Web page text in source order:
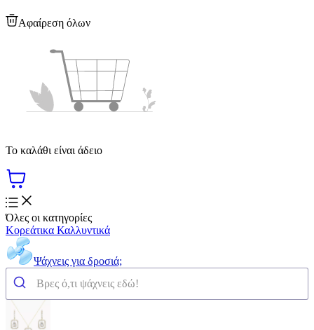
Αφαίρεση όλων
Το καλάθι είναι άδειο
Όλες οι κατηγορίες
Κορεάτικα Καλλυντικά
Ψάχνεις για δροσιά;